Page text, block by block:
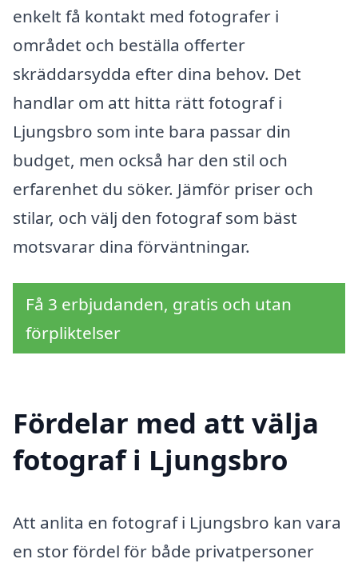
enkelt få kontakt med fotografer i
området och beställa offerter
skräddarsydda efter dina behov. Det
handlar om att hitta rätt fotograf i
Ljungsbro som inte bara passar din
budget, men också har den stil och
erfarenhet du söker. Jämför priser och
stilar, och välj den fotograf som bäst
motsvarar dina förväntningar.
Få 3 erbjudanden, gratis och utan
förpliktelser
Fördelar med att välja
fotograf i Ljungsbro
Att anlita en fotograf i Ljungsbro kan vara
en stor fördel för både privatpersoner